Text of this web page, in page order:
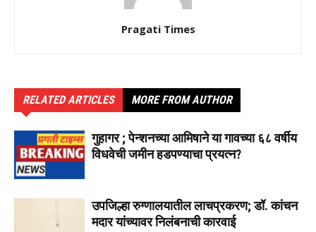
Pragati Times
RELATED ARTICLES MORE FROM AUTHOR
गुहागर ; पेन्शनच्या आमिषाने या गावच्या ६८ वर्षीय
विधवेची जमीन हडपण्याचा प्रयत्न?
उपजिल्हा रुग्णालयातील लाचप्रकरण; डॉ. कांचन
मदार यांच्यावर निलंबनाची कारवाई